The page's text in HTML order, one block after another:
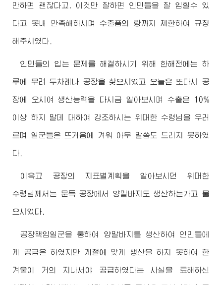
만하면 괜찮다고, 이것만 잘하면 인민들을 잘 입힐수 있
다고 못내 만족해하시며 수출품의 량까지 제한하여 규정
해주시였다.
인민들의 입는 문제를 해결하시기 위해 한해전에는 하
루에 무려 두차례나 공장을 찾으시였고 오늘은 또다시 공
장에 오시여 생산능력을 다시금 알아보시며 수출은 10%
이상 하지 말데 대하여 강조하시는 위대한 수령님을 우러
르며 일군들은 뜨거움에 겨워 아무 말씀도 드리지 못하였
다.
이윽고 공장의 지표별계획을 알아보시던 위대한
수령님께서 는 문득 공장에서 양말바지도 생산하는가고 물
으시였다.
공장책임일군을 통하여 양말바지를 생산하여 인민들에
게 공급은 하였지만 계절에 맞게 생산을 하지 못하여 한
겨울이 거의 지나서야 공급하였다는 사실을 료해하신